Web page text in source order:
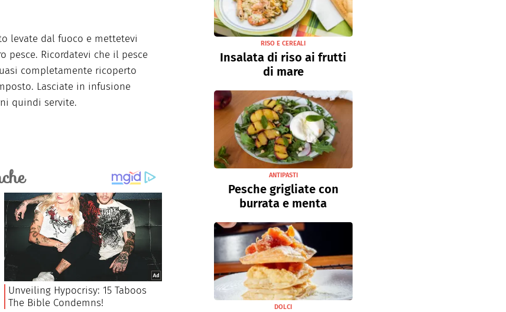
levate dal fuoco e mettetevi
pesce. Ricordatevi che il pesce
completamente ricoperto
Lasciate in infusione
quindi servite.
RISO E CEREALI
Insalata di riso ai frutti
di mare
ANTIPASTI
Pesche grigliate con
burrata e menta
DOLCI